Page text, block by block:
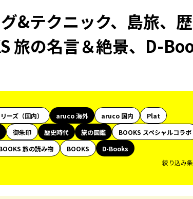
&テクニック、島旅、
旅の名言＆絶景、D-
ーズ（国内） aruco 海外 aruco 国内
Plat
御朱印 歴史時代 旅の図鑑
BOOKS スペシャルコラボ
旅の読み物 BOOKS
D-Books
絞り込み